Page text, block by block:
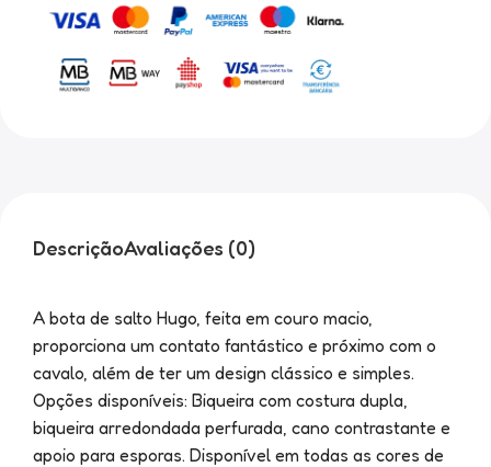
DescriçãoAvaliações (0)
A bota de salto Hugo, feita em couro macio,
proporciona um contato fantástico e próximo com o
cavalo, além de ter um design clássico e simples.
Opções disponíveis: Biqueira com costura dupla,
biqueira arredondada perfurada, cano contrastante e
apoio para esporas. Disponível em todas as cores de